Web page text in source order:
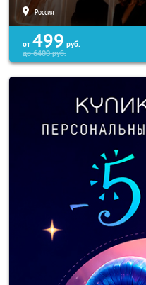
Россия
от 499 руб.
до6400руб.